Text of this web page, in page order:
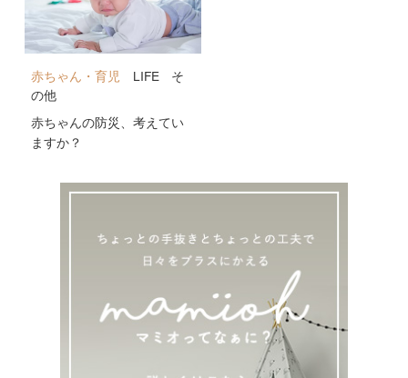
赤ちゃん・育児 LIFE
そ
の他
赤ちゃんの防災、考えてい
ますか？